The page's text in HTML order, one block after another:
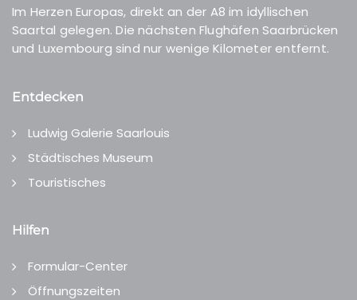
Im Herzen Europas, direkt an der A8 im idyllischen
Saartal gelegen. Die nächsten Flughäfen Saarbrücken
und Luxembourg sind nur wenige Kilometer entfernt.
Entdecken
Ludwig Galerie Saarlouis
Städtisches Museum
Touristisches
Hilfen
Formular-Center
Öffnungszeiten